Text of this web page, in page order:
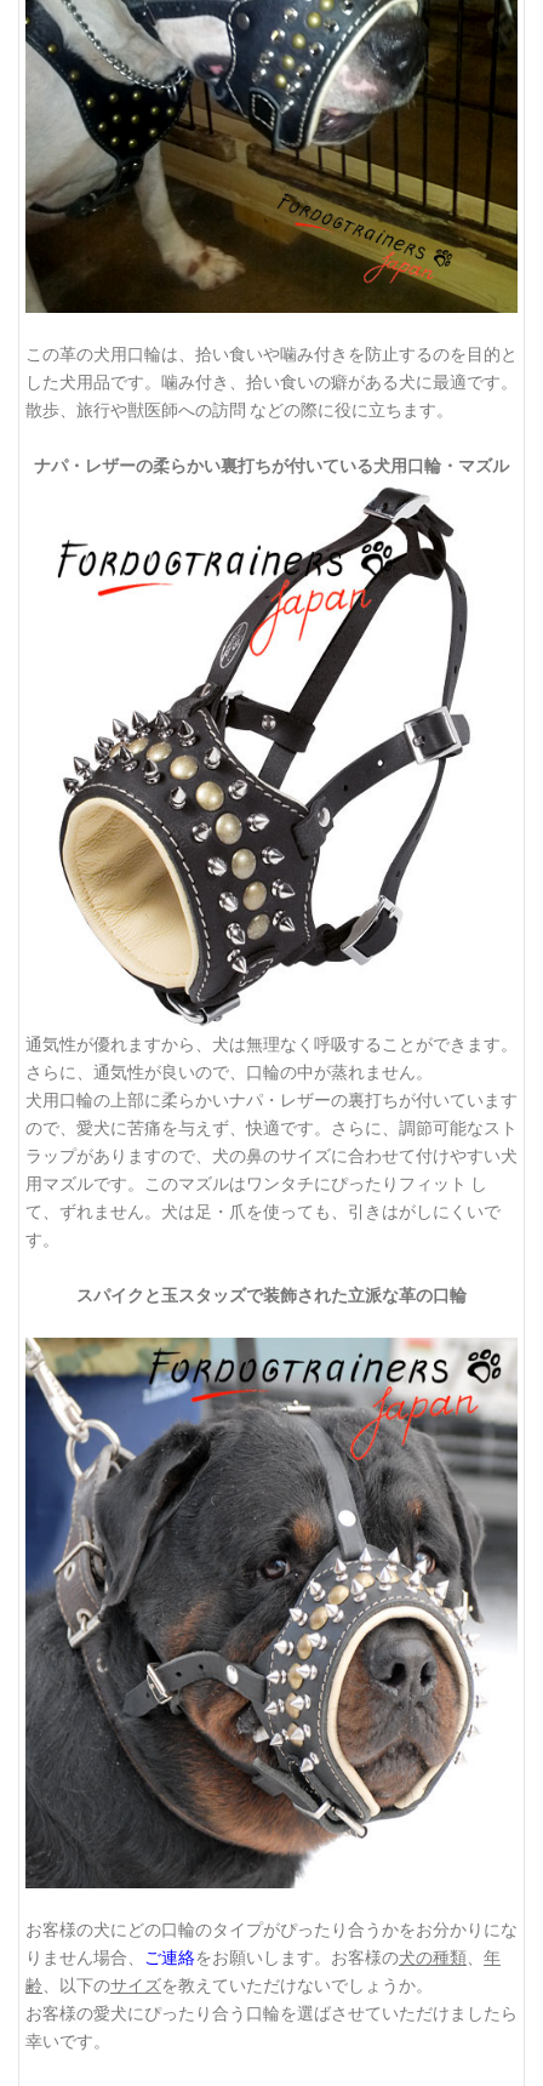
この革の犬用口輪は、拾い食いや噛み付きを防止するのを目的と
した犬用品です。噛み付き、拾い食いの癖がある犬に最適です。
散歩、旅行や獣医師への訪問 などの際に役に立ちます。
ナパ・レザーの柔らかい裏打ちが付いている犬用口輪・マズル
通気性が優れますから、犬は無理なく呼吸することができます。
さらに、通気性が良いので、口輪の中が蒸れません。
犬用口輪の上部に柔らかいナパ・レザーの裏打ちが付いています
ので、愛犬に苦痛を与えず、快適です。さらに、調節可能なスト
ラップがありますので、犬の鼻のサイズに合わせて付けやすい犬
用マズルです。このマズルはワンタチにぴったりフィット し
て、ずれません。犬は足・爪を使っても、引きはがしにくいで
す。
スパイクと玉スタッズで装飾された立派な革の口輪
お客様の犬にどの口輪のタイプがぴったり合うかをお分かりにな
りません場合、
ご連絡をお願いします。お客様の犬の種類
年
齢 、以下のサイズを教えていただけないでしょうか。
お客様の愛犬にぴったり合う口輪を選ばさせていただけましたら
幸いです。